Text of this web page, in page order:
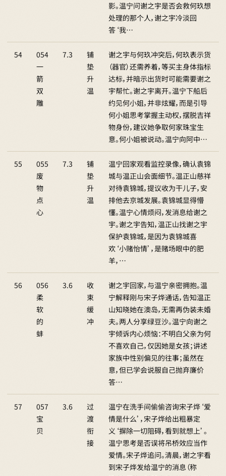
影。温宁问谢之宇是否会救何玖想
处理的那个人，谢之宇冷淡回
答‘我…
54
054
一
箭
双
雕
7.3
铺
垫
升
温
谢之宇与何玖冲突后，何玖表示货
（器官）还需养着，等买主身体指标
达标，并暗示出货时可能需要谢之
宇帮忙。谢之宇离开。温宁下船后
约见何小姐，并非炫耀，而是引导
何小姐思考掌握主动权，摆脱吉祥
物身份，建议她争取何家珠宝生
意。何小姐被说动。温宁向阿中…
55
055
废
物
点
心
7.3
铺
垫
升
温
温宁回家观看监控录像，确认袁锦
城与温正山会面细节。温正山慈祥
对待袁锦城，提议收为干儿子，安
排他去京城发展。袁锦城显得懵
懂。温宁心情烦闷，发消息给谢之
宇。谢之宇告知，温正山找谢之宇
保护袁锦城，是因为袁锦城喜
欢‘小赌怡情’，是赌场眼中的肥
羊，…
56
056
柔
软
的
蚌
3.6
收
束
缓
冲
谢之宇回家，与温宁亲密拥抱。温
宁解释刚与宋子烨通话，告知温正
山知晓她在澳岛，无需再伪装未婚
夫。两人分享绿豆沙。温宁向谢之
宇倾诉内心烦恼：不明白父亲为何
不喜欢自己，仅因她是女孩；讲述
家族中性别偏见的往事；虽然在
意，但已学会说服自己抛弃廉价
答…
57
057
宝
贝
3.6
过
渡
衔
接
温宁在洗手间偷偷咨询宋子烨‘爱
情是什么’，宋子烨给出粗暴定
义‘摒除一切阻碍，看到就想上’。
温宁思考是否误将吊桥效应当作
爱情。宋子烨追问。清晨，谢之宇看
到宋子烨发给温宁的消息（称